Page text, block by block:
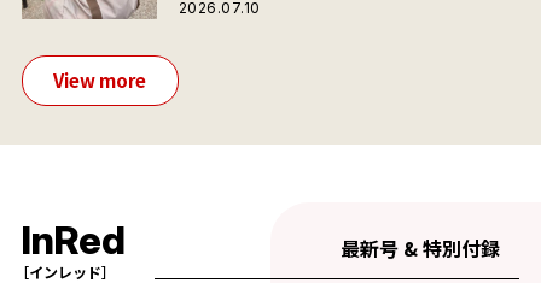
2026.07.10
View more
InRed
［インレッド］
最新号 & 特別付録